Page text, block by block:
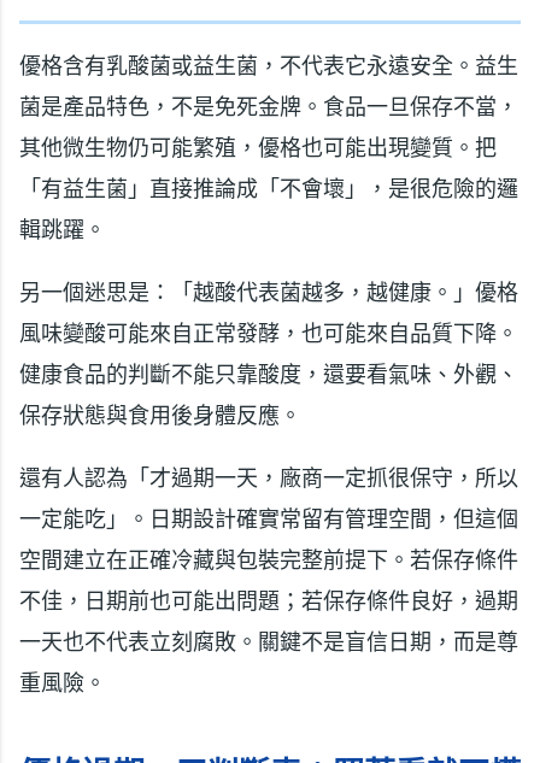
優格含有乳酸菌或益生菌，不代表它永遠安全。益生
菌是產品特色，不是免死金牌。食品一旦保存不當，
其他微生物仍可能繁殖，優格也可能出現變質。把
「有益生菌」直接推論成「不會壞」，是很危險的邏
輯跳躍。
另一個迷思是：「越酸代表菌越多，越健康。」優格
風味變酸可能來自正常發酵，也可能來自品質下降。
健康食品的判斷不能只靠酸度，還要看氣味、外觀、
保存狀態與食用後身體反應。
還有人認為「才過期一天，廠商一定抓很保守，所以
一定能吃」。日期設計確實常留有管理空間，但這個
空間建立在正確冷藏與包裝完整前提下。若保存條件
不佳，日期前也可能出問題；若保存條件良好，過期
一天也不代表立刻腐敗。關鍵不是盲信日期，而是尊
重風險。